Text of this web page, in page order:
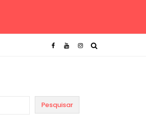
Pesquisar